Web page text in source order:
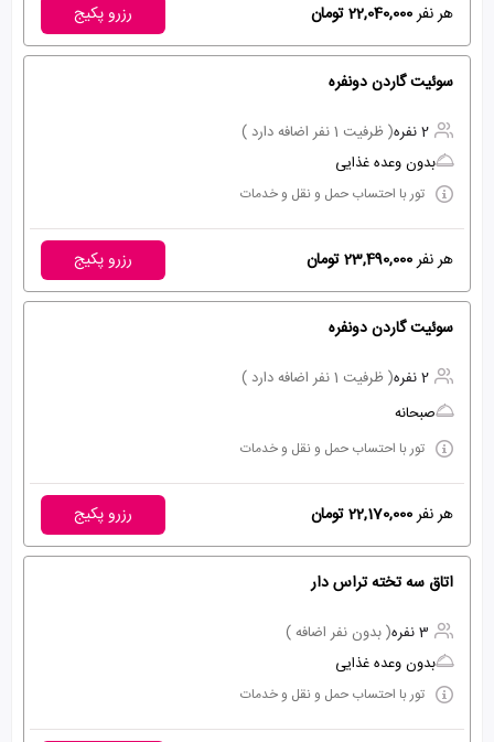
هر نفر22,040,000 تومان رزرو پکیج
سوئیت گاردن دونفره
2 نفره
( ظرفیت 1 نفر اضافه دارد )
بدون وعده غذایی
تور با احتساب حمل و نقل و خدمات
هر نفر23,490,000 تومان رزرو پکیج
سوئیت گاردن دونفره
2 نفره
( ظرفیت 1 نفر اضافه دارد )
صبحانه
تور با احتساب حمل و نقل و خدمات
هر نفر22,170,000 تومان رزرو پکیج
اتاق سه تخته تراس دار
3 نفره
( بدون نفر اضافه )
بدون وعده غذایی
تور با احتساب حمل و نقل و خدمات